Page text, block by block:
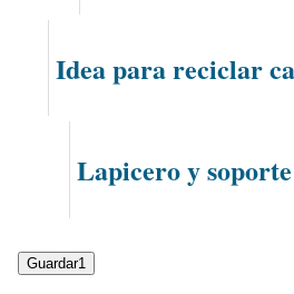
Idea para reciclar
Lapicero y
Guardar1